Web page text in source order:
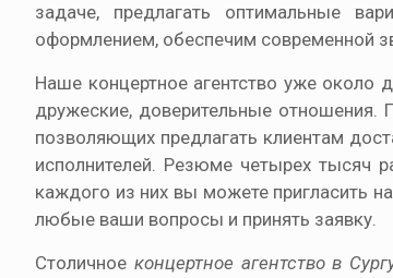
задаче, предлагать оптимальные
оформлением, обеспечим современной
Наше концертное агентство уже около
дружеские, доверительные отношения.
позволяющих предлагать клиентам
исполнителей. Резюме четырех тысяч
каждого из них вы можете пригласить
любые ваши вопросы и принять заявку.
Столичное концертное агентство в